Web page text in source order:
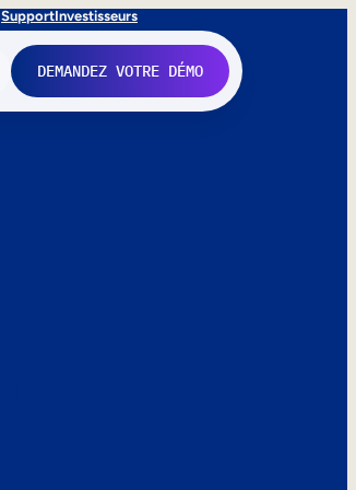
SupportInvestisseurs
DEMANDEZ VOTRE DÉMO